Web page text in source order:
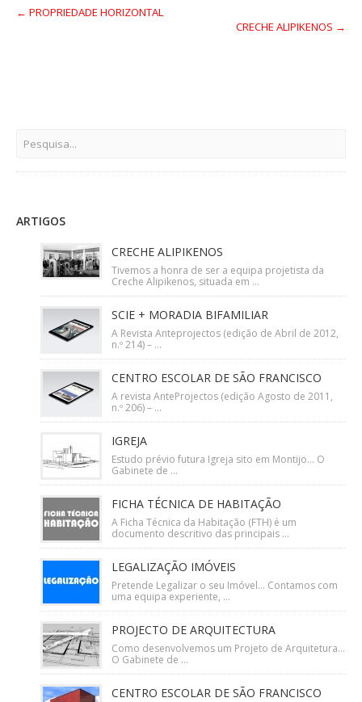
← PROPRIEDADE HORIZONTAL
CRECHE ALIPIKENOS →
ARTIGOS
CRECHE ALIPIKENOS
Tivemos a honra de ser a equipa projetista da
Creche Alipikenos, situada em ...
SCIE + MORADIA BIFAMILIAR
A Revista Anteprojectos (edição de Abril de 2012,
n.º 214) – ...
CENTRO ESCOLAR DE SÃO FRANCISCO
A revista AnteProjectos (edição Agosto de 2011,
n.º 206) – ...
IGREJA
Estudo prévio futura Igreja sito em Montijo… O
Gabinete de ...
FICHA TÉCNICA DE HABITAÇÃO
A Ficha Técnica da Habitação (FTH) é um
documento descritivo das principais ...
LEGALIZAÇÃO IMÓVEIS
Pretende Legalizar o seu Imóvel… Contamos com
uma equipa experiente, ...
PROJECTO DE ARQUITECTURA
Como desenvolvemos um Projeto de Arquitetura…
O Gabinete de ...
CENTRO ESCOLAR DE SÃO FRANCISCO